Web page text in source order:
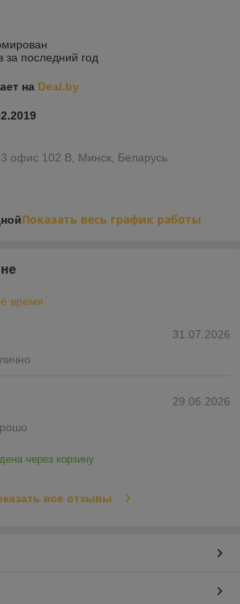
за последний год
на Deal.by
офис 102 В, Минск, Беларусь
Показать весь график работы
время
31.07.2026
29.06.2026
через корзину
все отзывы